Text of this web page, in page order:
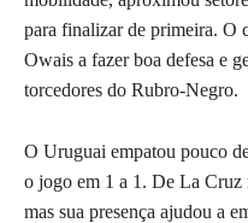
para finalizar de primeira. O
Owais a fazer boa defesa e
torcedores do Rubro-Negro.
O Uruguai empatou pouco
o jogo em 1 a 1. De La Cruz
mas sua presença ajudou a